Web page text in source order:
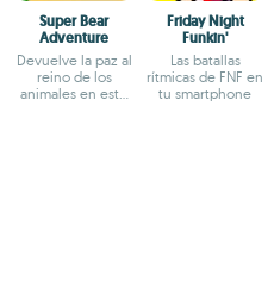
Super Bear
Adventure
Devuelve la paz al
reino de los
animales en este
Friday Night
Funkin'
Las batallas
rítmicas de FNF en
tu smartphone